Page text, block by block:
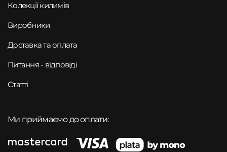
Колекції килимів
Виробники
Доставка та оплата
Питання - відповіді
Статті
Ми приймаємо до оплати: